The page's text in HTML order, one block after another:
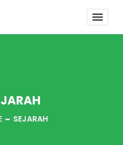
SEJARAH